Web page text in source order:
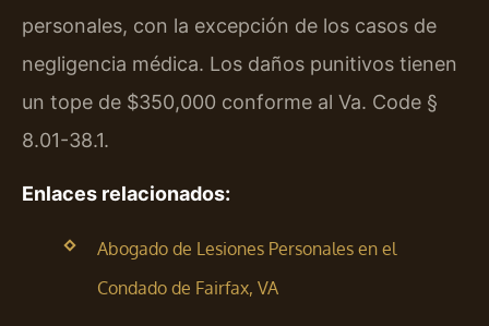
personales, con la excepción de los casos de
negligencia médica. Los daños punitivos tienen
un tope de $350,000 conforme al Va. Code §
8.01-38.1.
Enlaces relacionados:
Abogado de Lesiones Personales en el
Condado de Fairfax, VA